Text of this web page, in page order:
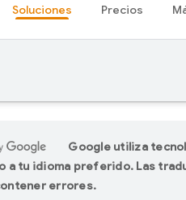
Soluciones Precios
Google utiliza
a tu idioma preferido. Las
errores.